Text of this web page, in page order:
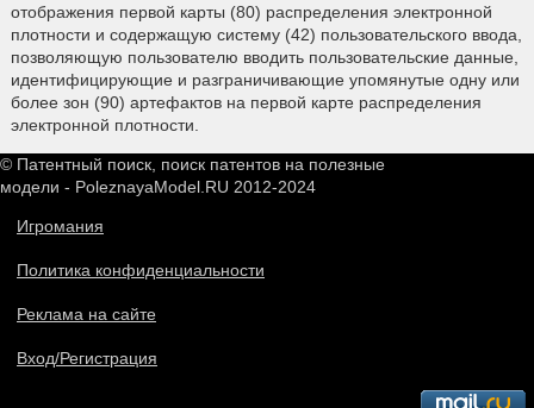
отображения первой карты (80) распределения электронной
плотности и содержащую систему (42) пользовательского ввода,
позволяющую пользователю вводить пользовательские данные,
идентифицирующие и разграничивающие упомянутые одну или
более зон (90) артефактов на первой карте распределения
электронной плотности.
© Патентный поиск, поиск патентов на полезные
модели - PoleznayaModel.RU 2012-2024
Игромания
Политика конфиденциальности
Реклама на сайте
Вход/Регистрация